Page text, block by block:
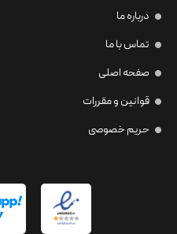
درباره ما
تماس با ما
صفحه اصلی
قوانین و مقررات
حریم خصوصی